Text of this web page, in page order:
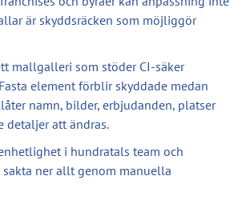
är skyddsräcken som möjliggör
mallgalleri som stöder CI-säker
element förblir skyddade medan
namn, bilder, erbjudanden, platser
detaljer att ändras.
i hundratals team och
ner allt genom manuella